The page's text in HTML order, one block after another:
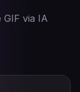
GIF via IA